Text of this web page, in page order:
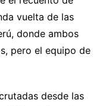
vuelta de las
donde ambos
pero el equipo de
desde las